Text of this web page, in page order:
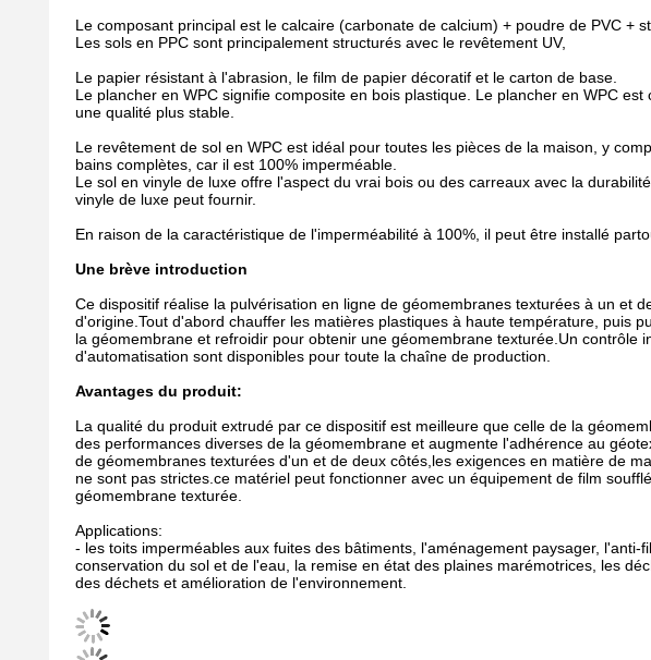
Le composant principal est le calcaire (carbonate de calcium) + poudre de PVC +
Les sols en PPC sont principalement structurés avec le revêtement UV,
Le papier résistant à l'abrasion, le film de papier décoratif et le carton de base.
Le plancher en WPC signifie composite en bois plastique. Le plancher en WPC
une qualité plus stable.
Le revêtement de sol en WPC est idéal pour toutes les pièces de la maison, y
bains complètes, car il est 100% imperméable.
Le sol en vinyle de luxe offre l'aspect du vrai bois ou des carreaux avec la
vinyle de luxe peut fournir.
En raison de la caractéristique de l'imperméabilité à 100%, il peut être installé
Une brève introduction
Ce dispositif réalise la pulvérisation en ligne de géomembranes texturées à un et
d'origine.Tout d'abord chauffer les matières plastiques à haute température, puis
la géomembrane et refroidir pour obtenir une géomembrane texturée.Un contrôle
d'automatisation sont disponibles pour toute la chaîne de production.
Avantages du produit:
La qualité du produit extrudé par ce dispositif est meilleure que celle de la
des performances diverses de la géomembrane et augmente l'adhérence au
de géomembranes texturées d'un et de deux côtés,les exigences en matière de
ne sont pas strictes.ce matériel peut fonctionner avec un équipement de film
géomembrane texturée.
Applications:
- les toits imperméables aux fuites des bâtiments, l'aménagement paysager,
conservation du sol et de l'eau, la remise en état des plaines marémotrices, les
des déchets et amélioration de l'environnement.